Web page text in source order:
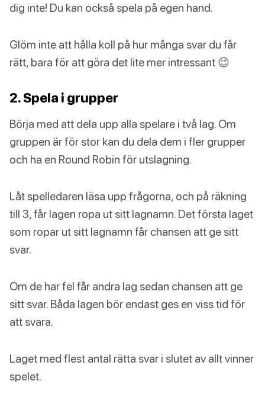
dig inte! Du kan också spela på egen hand.
Glöm inte att hålla koll på hur många svar du får
rätt, bara för att göra det lite mer intressant 😉
2. Spela i grupper
Börja med att dela upp alla spelare i två lag. Om
gruppen är för stor kan du dela dem i fler grupper
och ha en Round Robin för utslagning.
Låt spelledaren läsa upp frågorna, och på räkning
till 3, får lagen ropa ut sitt lagnamn. Det första laget
som ropar ut sitt lagnamn får chansen att ge sitt
svar.
Om de har fel får andra lag sedan chansen att ge
sitt svar. Båda lagen bör endast ges en viss tid för
att svara.
Laget med flest antal rätta svar i slutet av allt vinner
spelet.